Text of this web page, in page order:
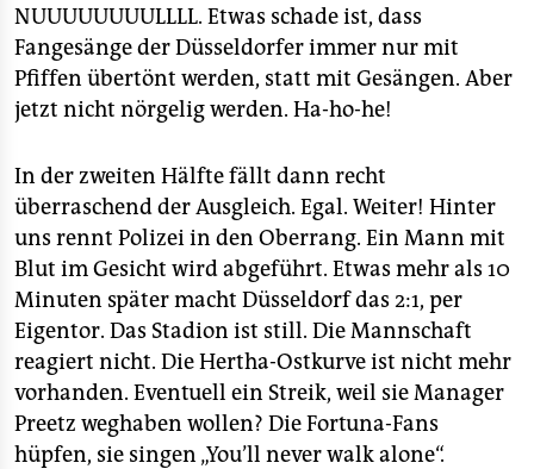
NUUUUUUUULLLL. Etwas schade ist, dass
Fangesänge der Düsseldorfer immer nur mit
Pfiffen übertönt werden, statt mit Gesängen. Aber
jetzt nicht nörgelig werden. Ha-ho-he!
In der zweiten Hälfte fällt dann recht
überraschend der Ausgleich. Egal. Weiter! Hinter
uns rennt Polizei in den Oberrang. Ein Mann mit
Blut im Gesicht wird abgeführt. Etwas mehr als 10
Minuten später macht Düsseldorf das 2:1, per
Eigentor. Das Stadion ist still. Die Mannschaft
reagiert nicht. Die Hertha-Ostkurve ist nicht mehr
vorhanden. Eventuell ein Streik, weil sie Manager
Preetz weghaben wollen? Die Fortuna-Fans
hüpfen, sie singen „You’ll never walk alone“.